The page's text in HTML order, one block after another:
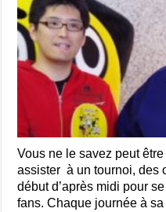
Vous ne le savez peut
assister à un tournoi, des
début d’après midi pour
fans. Chaque journée à